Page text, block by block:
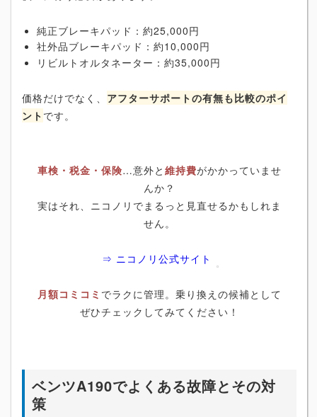
純正ブレーキパッド：約25,000円
社外品ブレーキパッド：約10,000円
リビルトオルタネーター：約35,000円
価格だけでなく、 アフターサポートの有無も比較のポイ
ント です。
車検・税金・保険…意外と 維持費がかかっていませ
んか？
実はそれ、ニコノリでまるっと見直せるかもしれま
せん。
⇒ ニコノリ公式サイト
月額コミコミ でラクに管理。乗り換えの候補として
ぜひチェックしてみてください！
ベンツA190でよくある故障とその対
策